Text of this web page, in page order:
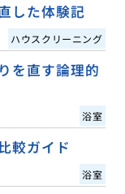
した体験記
ハウスクリーニング
を直す論理的
浴室
較ガイド
浴室